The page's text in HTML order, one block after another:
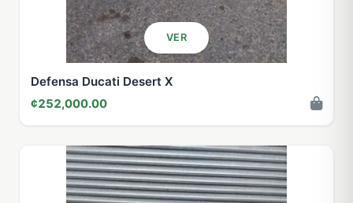
VER
Defensa Ducati Desert X
¢252,000.00